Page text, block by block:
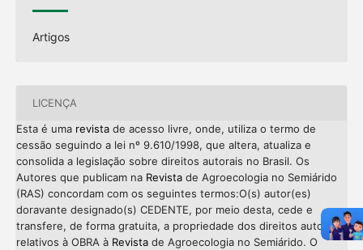
Artigos
LICENÇA
Esta é uma revistade acesso livre, onde, utiliza o termo de
cessão seguindo a lei nº 9.610/1998, que altera, atualiza e
consolida a legislação sobre direitos autorais no Brasil. Os
Autores que publicam na Revistade Agroecologia no Semiárido
(RAS) concordam com os seguintes termos:O(s) autor(es)
doravante designado(s) CEDENTE, por meio desta, cede e
transfere, de forma gratuita, a propriedade dos direitos autorais
relativos à OBRA à Revistade Agroecologia no Semiárido. O